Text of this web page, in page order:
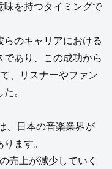
味を持つタイミングで
らのキャリアにおける
あり、この成功から
、リスナーやファン
。
、日本の音楽業界が
ます。
売上が減少していく